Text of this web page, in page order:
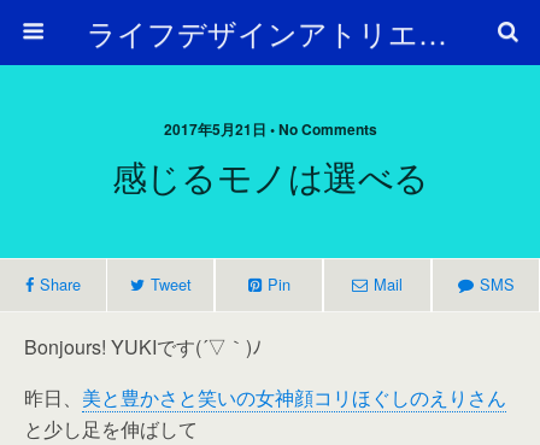
ライフデザインアトリエ Arc en Ciel
2017年5月21日 • No Comments
感じるモノは選べる
Share Tweet Pin Mail SMS
Bonjours! YUKIです(´▽｀)ﾉ
昨日、 美と豊かさと笑いの女神顔コリほぐしのえりさん
と少し足を伸ばして